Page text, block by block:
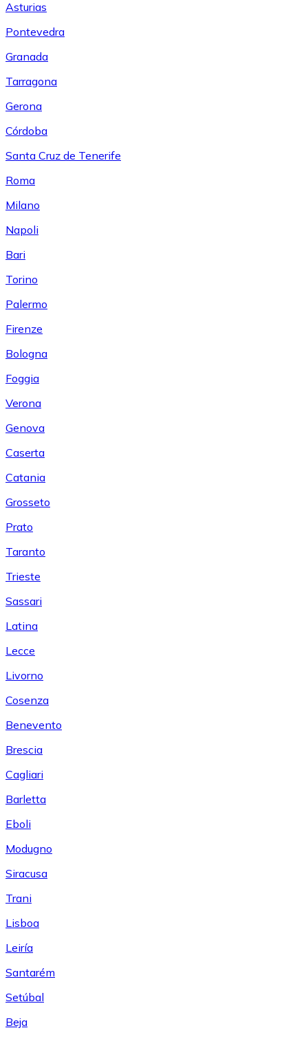
Asturias
Pontevedra
Granada
Tarragona
Gerona
Córdoba
Santa Cruz de Tenerife
Roma
Milano
Napoli
Bari
Torino
Palermo
Firenze
Bologna
Foggia
Verona
Genova
Caserta
Catania
Grosseto
Prato
Taranto
Trieste
Sassari
Latina
Lecce
Livorno
Cosenza
Benevento
Brescia
Cagliari
Barletta
Eboli
Modugno
Siracusa
Trani
Lisboa
Leiría
Santarém
Setúbal
Beja